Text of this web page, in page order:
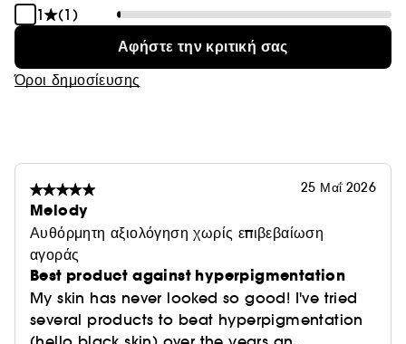
Natural, ένα πρότυπο που εγγυάται τη βιώσιμη
διαχείριση και την αποτελεσματική χρήση των φυσικών
1
(1)
Αφήστε την κριτική σας
Όροι δημοσίευσης
25 Μαΐ 2026
Melody
Αυθόρμητη αξιολόγηση χωρίς επιβεβαίωση
αγοράς
Best product against hyperpigmentation
My skin has never looked so good! I've tried
several products to beat hyperpigmentation